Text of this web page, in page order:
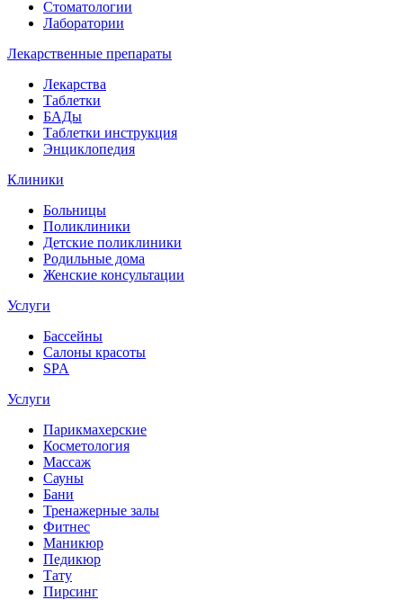
Стоматологии
Лаборатории
Лекарственные препараты
Лекарства
Таблетки
БАДы
Таблетки инструкция
Энциклопедия
Клиники
Больницы
Поликлиники
Детские поликлиники
Родильные дома
Женские консультации
Услуги
Бассейны
Салоны красоты
SPA
Услуги
Парикмахерские
Косметология
Массаж
Сауны
Бани
Тренажерные залы
Фитнес
Маникюр
Педикюр
Тату
Пирсинг